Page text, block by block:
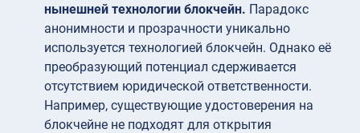
нынешней технологии блокчейн. Парадокс
анонимности и прозрачности уникально
используется технологией блокчейн. Однако её
преобразующий потенциал сдерживается
отсутствием юридической ответственности.
Например, существующие удостоверения на
блокчейне не подходят для открытия